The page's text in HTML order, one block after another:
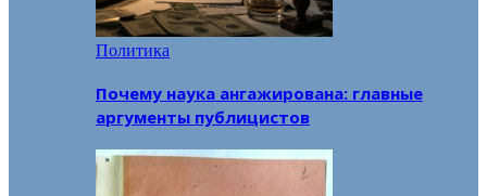
Политика
Почему наука ангажирована: главные
аргументы публицистов